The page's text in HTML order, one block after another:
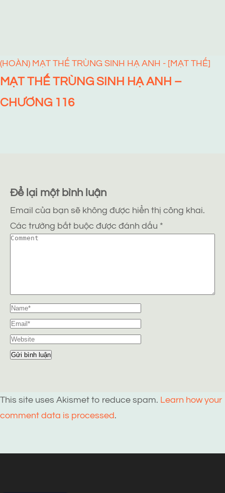
(HOÀN) MẠT THẾ TRÙNG SINH HẠ ANH - [MẠT THẾ]
MẠT THẾ TRÙNG SINH HẠ ANH –
CHƯƠNG 116
Để lại một bình luận
Email của bạn sẽ không được hiển thị công khai.
Các trường bắt buộc được đánh dấu *
This site uses Akismet to reduce spam. Learn how your
comment data is processed.